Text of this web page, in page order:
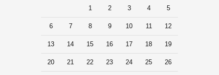
1 2 3 4 5
6 7 8 9 10 11 12
13 14 15 16 17 18 19
20 21 22 23 24 25 26